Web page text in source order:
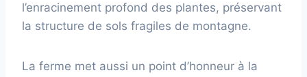
l’enracinement profond des plantes, préservant
la structure de sols fragiles de montagne.
La ferme met aussi un point d’honneur à la